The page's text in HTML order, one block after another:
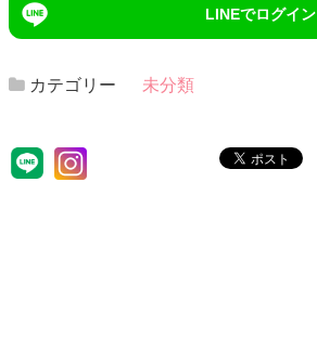
LINEでログイン
カテゴリー 未分類